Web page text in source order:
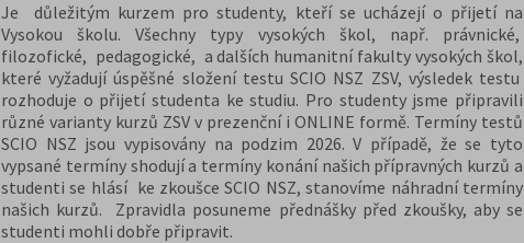
Je důležitým kurzem pro studenty, kteří se ucházejí o přijetí na
Vysokou školu. Všechny typy vysokých škol, např. právnické,
filozofické, pedagogické, a dalších humanitní fakulty vysokých škol,
které vyžadují úspěšné složení testu SCIO NSZ ZSV, výsledek testu
rozhoduje o přijetí studenta ke studiu. Pro studenty jsme připravili
různé varianty kurzů ZSV v prezenční i ONLINE formě. Termíny testů
SCIO NSZ jsou vypisovány na podzim 2026. V případě, že se tyto
vypsané termíny shodují a termíny konání našich přípravných kurzů a
studenti se hlásí ke zkoušce SCIO NSZ, stanovíme náhradní termíny
našich kurzů. Zpravidla posuneme přednášky před zkoušky, aby se
studenti mohli dobře připravit.